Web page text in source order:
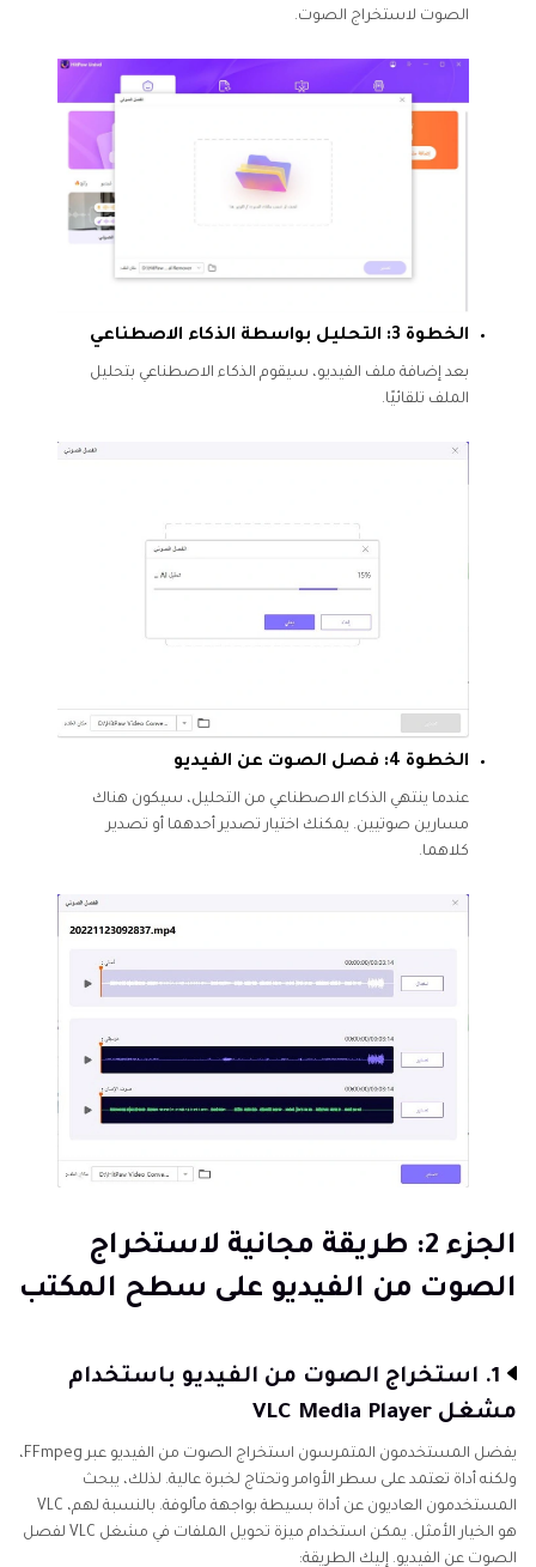
الصوت لاستخراج الصوت.
الخطوة 3: التحليل بواسطة الذكاء الاصطناعي
بعد إضافة ملف الفيديو، سيقوم الذكاء الاصطناعي بتحليل
الملف تلقائيًا.
الخطوة 4: فصل الصوت عن الفيديو
عندما ينتهي الذكاء الاصطناعي من التحليل، سيكون هناك
مسارين صوتيين. يمكنك اختيار تصدير أحدهما أو تصدير
كلاهما.
الجزء 2: طريقة مجانية لاستخراج
الصوت من الفيديو على سطح المكتب
1. استخراج الصوت من الفيديو باستخدام
مشغل VLC Media Player
يفضل المستخدمون المتمرسون استخراج الصوت من الفيديو عبر FFmpeg،
ولكنه أداة تعتمد على سطر الأوامر وتحتاج لخبرة عالية. لذلك، يبحث
المستخدمون العاديون عن أداة بسيطة بواجهة مألوفة. بالنسبة لهم، VLC
هو الخيار الأمثل. يمكن استخدام ميزة تحويل الملفات في مشغل VLC لفصل
الصوت عن الفيديو. إليك الطريقة: